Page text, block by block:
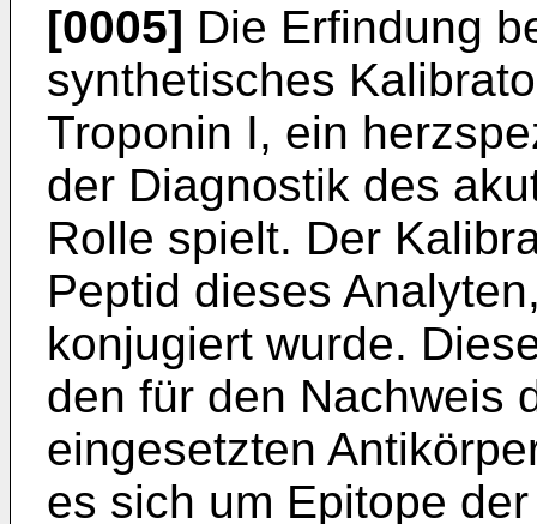
[0005] Die Erfindung
synthetisches
Troponin I, ein
der Diagnostik des
Rolle spielt. Der
Peptid dieses
konjugiert wurde.
den für den Nachweis
eingesetzten
es sich um Epitope